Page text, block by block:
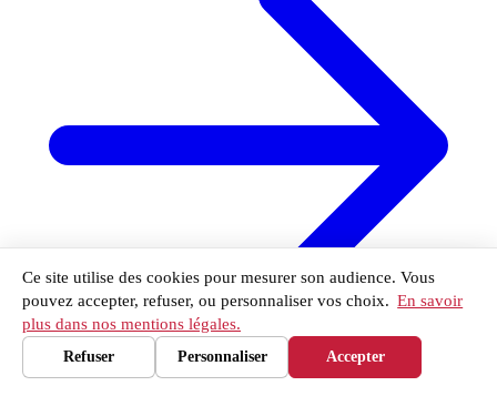
Ce site utilise des cookies pour mesurer son audience. Vous
pouvez accepter, refuser, ou personnaliser vos choix. En savoir
plus dans nos mentions légales.
Refuser
Personnaliser Accepter
Notre réseau